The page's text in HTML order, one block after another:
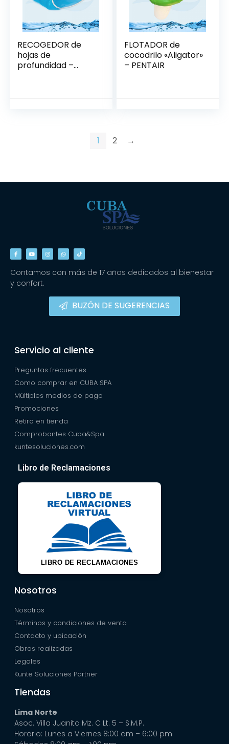
RECOGEDOR de
hojas de
profundidad –
FLOTADOR de
cocodrilo «Aligator»
– PENTAIR
1 2 →
Contamos con más de 17 años dedicados al bienestar
y confort.
BUZÓN DE SUGERENCIAS
Servicio al cliente
Preguntas frecuentes
Como comprar en CUBA SPA
Múltiples medios de pago
Promociones
Retiro en tienda
Comprobantes Cuba&Spa
kuntesoluciones.com
Libro de Reclamaciones
LIBRO DE RECLAMACIONES
Nosotros
Nosotros
Términos y condiciones de venta
Contacto y ubicación
Obras realizadas
Legales
Kunte Soluciones Partner
Tiendas
Lima Norte:
Asoc. Villa Juanita Mz. C Lt. 5 – S.M.P.
Horario: Lunes a Viernes 8:00 am – 6:00 pm